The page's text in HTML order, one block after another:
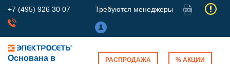
+7 (495) 926 30 07 Требуются менеджеры
Основана в
РАСПРОДАЖА % АКЦИИ